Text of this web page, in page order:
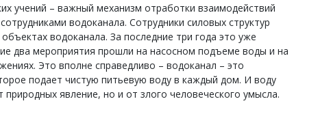
учений – важный механизм отработки взаимодействий
водоканала. Сотрудники силовых структур
водоканала. За последние три года это уже
два мероприятия прошли на насосном подъеме воды и на
Это вполне справедливо – водоканал – это
подает чистую питьевую воду в каждый дом. И воду
явление, но и от злого человеческого умысла.